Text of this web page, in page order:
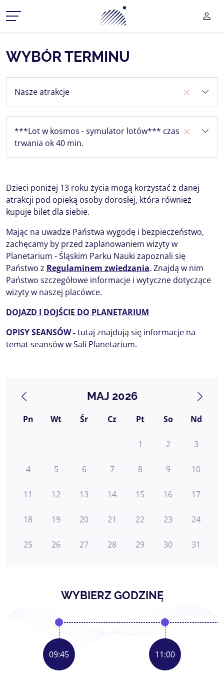
Planetarium Śląski Park
MENU ROZWIJANE
MENU ROZWIJANE
WYBÓR TERMINU
Nasze atrakcje
***Lot w kosmos - symulator lotów*** czas
trwania ok 40 min.
Dzieci poniżej 13 roku życia mogą korzystać z danej
atrakcji pod opieką osoby dorosłej, która również
kupuje bilet dla siebie.
Mając na uwadze Państwa wygodę i bezpieczeństwo,
zachęcamy by przed zaplanowaniem wizyty w
Planetarium - Śląskim Parku Nauki zapoznali się
Państwo z Regulaminem zwiedzania. Znajdą w nim
Państwo szczegółowe informacje i wytyczne dotyczące
wizyty w naszej placówce.
DOJAZD I DOJŚCIE DO PLANETARIUM
OPISY SEANSÓW-tutaj znajdują się informacje na
temat seansów w Sali Planetarium.
MAJ 2026
Pn Wt Śr Cz Pt So Nd
1 2 3
4 5 6 7 8 9 10
11 12 13 14 15 16 17
18 19 20 21 22 23 24
25 26 27 28 29 30 31
WYBIERZ GODZINĘ
09:45 11:00